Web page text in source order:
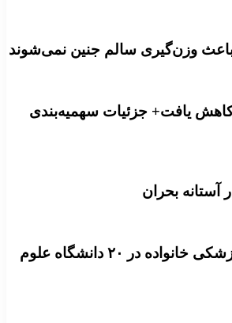
وزن‌گیری سالم جنین نمی‌شوند
یافت+ جزئیات سهمیه‌بندی
آستانه بحران
آغاز اجرای برنامه پزشکی خانواده در ۲۰ دانشگاه علوم